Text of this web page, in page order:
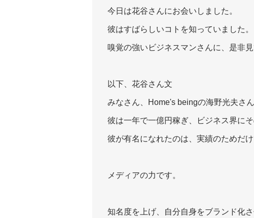
今日は花谷さんにお会いしました。
彼はすばらしいコトを知っていました。
嗅覚の強いビジネスマンさんに、是非
以下、花谷さん文
みなさん、Home's beingの海野光夫さ
彼は一年で一億円稼ぎ、ビジネス界にそ
彼が有名になれたのは、実績のためだけ
メディアの力です。
知名度を上げ、自分自身をブランド化